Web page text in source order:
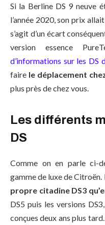
Si la Berline DS 9 neuve
l’année 2020, son prix
s’agit d’un écart
version essence
d’informations sur les DS
faire le déplacement
plus près de chez vous.
Les différents
DS
Comme on en parle ci-
gamme de luxe de Citroën.
propre citadine DS3
DS5 puis les versions
conçues deux ans plus